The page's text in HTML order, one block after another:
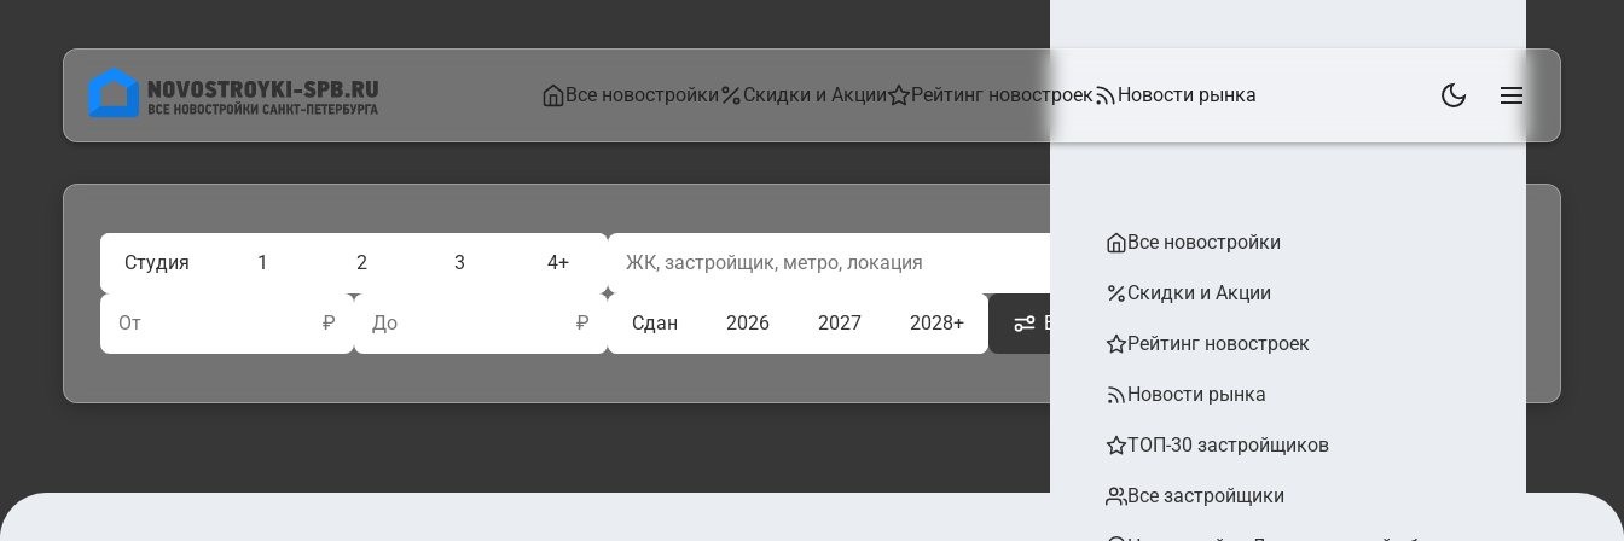
Все новостройки Скидки и Акции Рейтинг новостроек Новости рынка
Все новостройки
Скидки и Акции
Рейтинг новостроек
Новости рынка
ТОП-30 застройщиков
Все застройщики
Студия 1 2 3 4+
От ₽ До ₽ Сдан 2026 2027 2028+ Ещё фильтры